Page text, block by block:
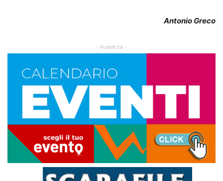
Antonio Greco
- Pubblicità -